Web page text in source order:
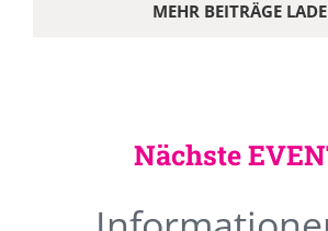
MEHR BEITRÄGE
Nächste